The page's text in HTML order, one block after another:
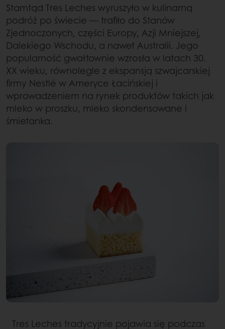
Stamtąd Tres Leches wyruszyło w kulinarną
podróż po świecie — trafiło do Stanów
Zjednoczonych, części Europy, Azji Mniejszej,
Dalekiego Wschodu, a nawet Australii. Jego
popularność gwałtownie wzrosła w latach 30.
XX wieku, równolegle z ekspansją szwajcarskiej
firmy Nestlé w Ameryce Łacińskiej i
wprowadzeniem na rynek produktów takich jak
mleko w proszku, mleko skondensowane i
śmietanka.
Tres Leches tradycyjnie pojawia się podczas